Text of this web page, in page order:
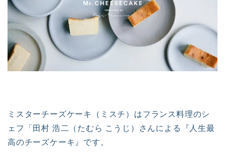
ミスターチーズケーキ（ミスチ）はフランス料理のシ
ェフ「田村 浩二（たむら こうじ）さんによる『人生最
高のチーズケーキ』です。